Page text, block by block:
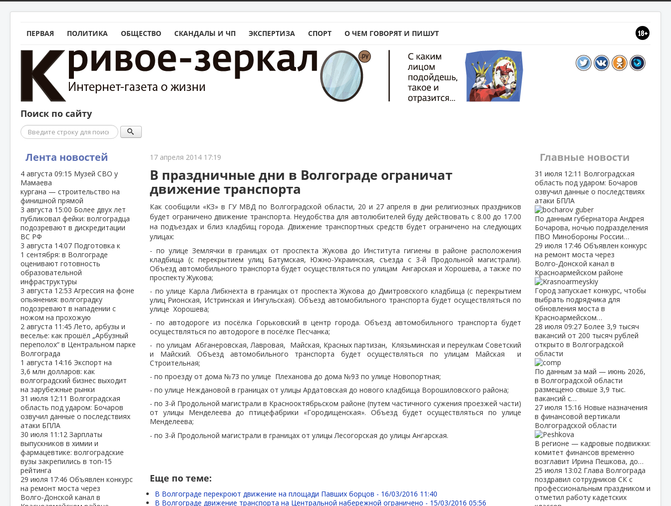
ПЕРВАЯ ПОЛИТИКА ОБЩЕСТВО СКАНДАЛЫ И ЧП ЭКСПЕРТИЗА СПОРТ О ЧЕМ ГОВОРЯТ И ПИШУТ
Поиск по сайту
Поиск
Лента новостей
4 августа 09:15 Музей СВО у
Мамаева
кургана — строительство на
финишной прямой
3 августа 15:00 Более двух лет
публиковал фейки: волгоградца
подозревают в дискредитации
ВС РФ
3 августа 14:07 Подготовка к
1 сентября: в Волгограде
оценивают готовность
образовательной
инфраструктуры
3 августа 12:53 Агрессия на фоне
опьянения: волгоградку
подозревают в нападении с
ножом на прохожую
2 августа 11:45Лето, арбузы и
веселье: как прошёл „Арбузный
переполох“ в Центральном парке
Волгограда
1 августа 14:16 Экспорт на
3,6 млн долларов: как
волгоградский бизнес выходит
на зарубежные рынки
31 июля 12:11 Волгоградская
область под ударом: Бочаров
озвучил данные о последствиях
атаки БПЛА
30 июля 11:12 Зарплаты
выпускников в химии и
фармацевтике: волгоградские
вузы закрепились в топ‑15
рейтинга
29 июля 17:46 Объявлен конкурс
на ремонт моста через
Волго‑Донской канал в
17 апреля 2014 17:19
В праздничные дни в Волгограде ограничат
движение транспорта
Как сообщили «КЗ» в ГУ МВД по Волгоградской области, 20 и 27 апреля в дни религиозных праздников
будет ограничено движение транспорта. Неудобства для автолюбителей буду действовать с 8.00 до 17.00
на подъездах и близ кладбищ города. Движение транспортных средств будет ограничено на следующих
улицах:
- по улице Землячки в границах от проспекта Жукова до Института гигиены в районе расположения
кладбища (с перекрытием улиц Батумская, Южно-Украинская, съезда с 3-й Продольной магистрали).
Объезд автомобильного транспорта будет осуществляться по улицам Ангарская и Хорошева, а также по
проспекту Жукова;
- по улице Карла Либкнехта в границах от проспекта Жукова до Дмитровского кладбища (с перекрытием
улиц Рионская, Истринская и Ингульская). Объезд автомобильного транспорта будет осуществляться по
улице Хорошева;
- по автодороге из посёлка Горьковский в центр города. Объезд автомобильного транспорта будет
осуществляться по автодороге в посёлке Песчанка;
- по улицам Абганеровская, Лавровая, Майская, Красных партизан, Клязьминская и переулкам Советский
и Майский. Объезд автомобильного транспорта будет осуществляться по улицам Майская и
Строительная;
- по проезду от дома №73 по улице Плеханова до дома №93 по улице Новопортная;
- по улице Неждановой в границах от улицы Ардатовская до нового кладбища Ворошиловского района;
- по 3-й Продольной магистрали в Краснооктябрьском районе (путем частичного сужения проезжей части)
от улицы Менделеева до птицефабрики «Городищенская». Объезд будет осуществляться по улице
Менделеева;
- по 3-й Продольной магистрали в границах от улицы Лесогорская до улицы Ангарская.
Еще по теме:
В Волгограде перекроют движение на площади Павших борцов - 16/03/2016 11:40
В Волгограде движение транспорта на Центральной набережной ограничено - 15/03/2016 05:56
Главные новости
31 июля 12:11 Волгоградская
область под ударом: Бочаров
озвучил данные о последствиях
атаки БПЛА
По данным губернатора Андрея
Бочарова, ночью подразделения
ПВО Минобороны России…
29 июля 17:46 Объявлен конкурс
на ремонт моста через
Волго‑Донской канал в
Красноармейском районе
Город запускает конкурс, чтобы
выбрать подрядчика для
обновления моста в
Красноармейском…
28 июля 09:27 Более 3,9 тысяч
вакансий от 200 тысяч рублей
открыто в Волгоградской
области
По данным за май — июнь 2026,
в Волгоградской области
размещено свыше 3,9 тыс.
вакансий с…
27 июля 15:16 Новые назначения
в финансовой вертикали
Волгоградской области
В регионе — кадровые подвижки:
комитет финансов временно
возглавит Ирина Пешкова, до…
25 июля 13:02 Глава Волгограда
поздравил сотрудников СК с
профессиональным праздником и
отметил работу кадетских